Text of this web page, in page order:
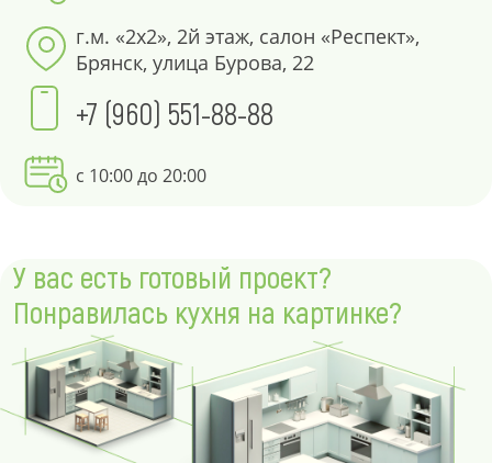
г.м. «2х2», 2й этаж, салон «Респект»,
Брянск, улица Бурова, 22
+7 (960) 551-88-88
с 10:00 до 20:00
У вас есть готовый проект?
Понравилась кухня на картинке?